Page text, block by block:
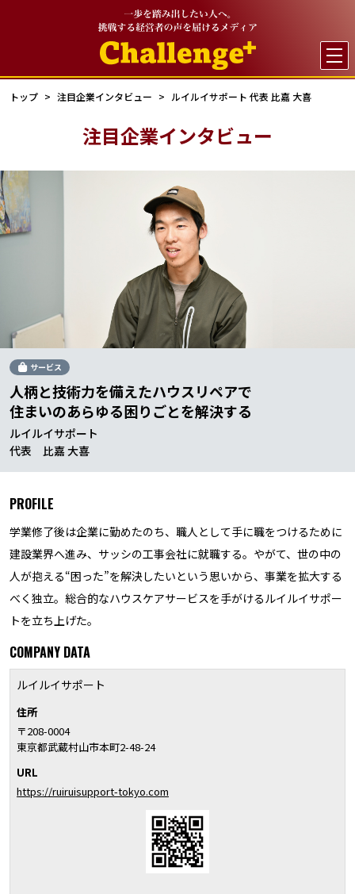

トップ 注目企業インタビュー ルイルイサポート 代表 比嘉 大喜
注目企業インタビュー
サービス
人柄と技術力を備えたハウスリペアで
住まいのあらゆる困りごとを解決する
ルイルイサポート
代表 比嘉 大喜
PROFILE
学業修了後は企業に勤めたのち、職人として手に職をつけるために
建設業界へ進み、サッシの工事会社に就職する。やがて、世の中の
人が抱える“困った”を解決したいという思いから、事業を拡大する
べく独立。総合的なハウスケアサービスを手がけるルイルイサポー
トを立ち上げた。
COMPANY DATA
ルイルイサポート
住所
〒208-0004
東京都武蔵村山市本町2-48-24
URL
https://ruiruisupport-tokyo.com